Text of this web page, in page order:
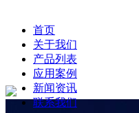
首页
关于我们
产品列表
应用案例
新闻资讯
联系我们